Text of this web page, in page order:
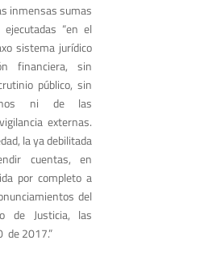
inmensas sumas
“en el
sistema jurídico
financiera, sin
público, sin
ni de las
externas.
la ya debilitada
cuentas, en
por completo a
del
de Justicia, las
de 2017.”